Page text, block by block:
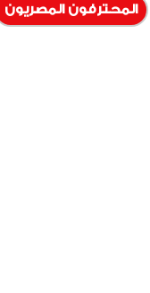
المحترفون المصريون